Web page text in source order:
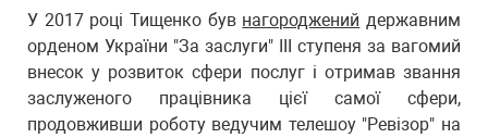
У 2017 році Тищенко був нагороджений державним
орденом України "За заслуги" III ступеня за вагомий
внесок у розвиток сфери послуг і отримав звання
заслуженого працівника цієї самої сфери,
продовживши роботу ведучим телешоу "Ревізор" на